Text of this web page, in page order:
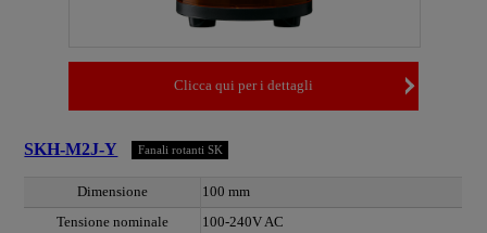
Clicca qui per i dettagli
SKH-M2J-Y Fanali rotanti SK
Dimensione
100 mm
Tensione nominale
100-240V AC